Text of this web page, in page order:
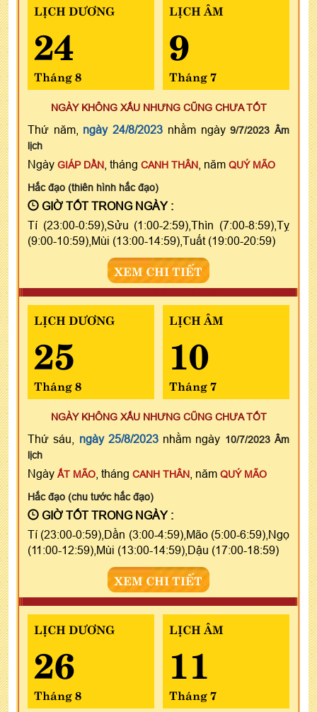
LỊCH DƯƠNG
24
Tháng 8
LỊCH ÂM
9
Tháng 7
NGÀY KHÔNG XẤU NHƯNG CŨNG CHƯA TỐT
Thứ năm, ngày 24/8/2023 nhằm ngày9/7/2023 Âm
lịch
Ngày GIÁP DẦN , tháng CANH THÂN , năm QUÝ MÃO
Hắc đạo (thiên hình hắc đạo)
GIỜ TỐT TRONG NGÀY :
Tí (23:00-0:59),Sửu (1:00-2:59),Thìn (7:00-8:59),Tỵ
(9:00-10:59),Mùi (13:00-14:59),Tuất (19:00-20:59)
XEM CHI TIẾT
LỊCH DƯƠNG
25
Tháng 8
LỊCH ÂM
10
Tháng 7
NGÀY KHÔNG XẤU NHƯNG CŨNG CHƯA TỐT
Thứ sáu, ngày 25/8/2023nhằm ngày 10/7/2023 Âm
lịch
Ngày ẤT MÃO , tháng CANH THÂN , năm QUÝ MÃO
Hắc đạo (chu tước hắc đạo)
GIỜ TỐT TRONG NGÀY :
Tí (23:00-0:59),Dần (3:00-4:59),Mão (5:00-6:59),Ngọ
(11:00-12:59),Mùi (13:00-14:59),Dậu (17:00-18:59)
XEM CHI TIẾT
LỊCH DƯƠNG
26
Tháng 8
LỊCH ÂM
11
Tháng 7